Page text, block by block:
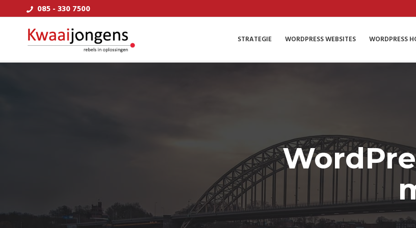
085 - 330 7500
STRATEGIE WORDPRESS WEBSITES WORDPRESS